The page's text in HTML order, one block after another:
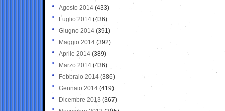
Agosto 2014 (433)
Luglio 2014 (436)
Giugno 2014 (391)
Maggio 2014 (392)
Aprile 2014 (389)
Marzo 2014 (436)
Febbraio 2014 (386)
Gennaio 2014 (419)
Dicembre 2013 (367)